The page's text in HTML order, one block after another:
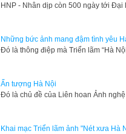
​HNP - Nhân dịp còn 500 ngày tới
Những bức ảnh mang đậm tình yêu
Đó là thông điệp mà Triển lãm “Hà
Ấn tượng Hà Nội
Đó là chủ đề của Liên hoan Ảnh
Khai mạc Triển lãm ảnh "Nét xưa Hà